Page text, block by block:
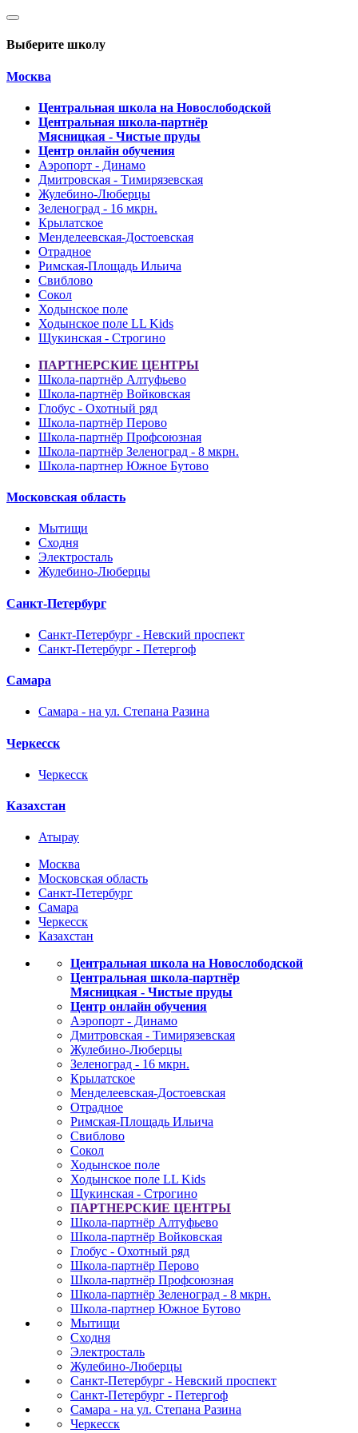
Выберите школу
Москва
Центральная школа на Новослободской
Центральная школа-партнёр
Мясницкая - Чистые пруды
Центр онлайн обучения
Аэропорт - Динамо
Дмитровская - Тимирязевская
Жулебино-Люберцы
Зеленоград - 16 мкрн.
Крылатское
Менделеевская-Достоевская
Отрадное
Римская-Площадь Ильича
Свиблово
Сокол
Ходынское поле
Ходынское поле LL Kids
Щукинская - Строгино
ПАРТНЕРСКИЕ ЦЕНТРЫ
Школа-партнёр Алтуфьево
Школа-партнёр Войковская
Глобус - Охотный ряд
Школа-партнёр Перово
Школа-партнёр Профсоюзная
Школа-партнёр Зеленоград - 8 мкрн.
Школа-партнер Южное Бутово
Московская область
Мытищи
Сходня
Электросталь
Жулебино-Люберцы
Санкт-Петербург
Санкт-Петербург - Невский проспект
Санкт-Петербург - Петергоф
Самара
Самара - на ул. Степана Разина
Черкесск
Черкесск
Казахстан
Атырау
Москва
Московская область
Санкт-Петербург
Самара
Черкесск
Казахстан
Центральная школа на Новослободской
Центральная школа-партнёр
Мясницкая - Чистые пруды
Центр онлайн обучения
Аэропорт - Динамо
Дмитровская - Тимирязевская
Жулебино-Люберцы
Зеленоград - 16 мкрн.
Крылатское
Менделеевская-Достоевская
Отрадное
Римская-Площадь Ильича
Свиблово
Сокол
Ходынское поле
Ходынское поле LL Kids
Щукинская - Строгино
ПАРТНЕРСКИЕ ЦЕНТРЫ
Школа-партнёр Алтуфьево
Школа-партнёр Войковская
Глобус - Охотный ряд
Школа-партнёр Перово
Школа-партнёр Профсоюзная
Школа-партнёр Зеленоград - 8 мкрн.
Школа-партнер Южное Бутово
Мытищи
Сходня
Электросталь
Жулебино-Люберцы
Санкт-Петербург - Невский проспект
Санкт-Петербург - Петергоф
Самара - на ул. Степана Разина
Черкесск